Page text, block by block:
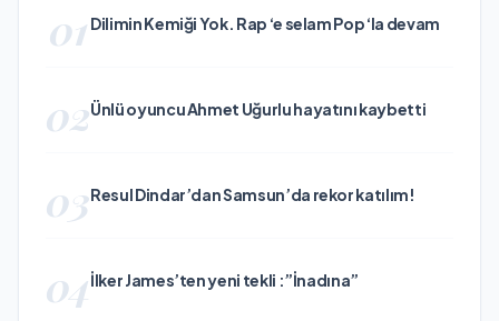
01 Dilimin Kemiği Yok. Rap ‘e selam Pop ‘la devam
02Ünlü oyuncu Ahmet Uğurlu hayatını kaybetti
03Resul Dindar’dan Samsun’da rekor katılım!
04İlker James’ten yeni tekli :”İnadına”